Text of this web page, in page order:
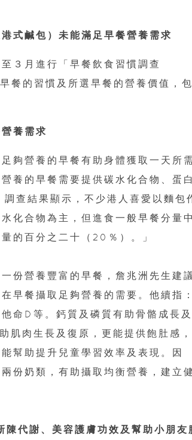
式鹹包）未能滿足早餐營養需求
３月進行「早餐飲食習慣調查
餐的習慣及所選早餐的營養價值，
養需求
夠營養的早餐有助身體獲取一天所
養的早餐需要提供碳水化合物、蛋
查結果顯示，不少港人喜愛以麵包
化合物為主，但進食一般早餐分量
的百分之二十（20％）。」
份營養豐富的早餐，詹兆洲先生建
早餐攝取足夠營養的需要。他續指
命D等。鈣質及磷質有助骨骼成長
肌肉生長及復原，更能提供飽肚感
幫助提升兒童學習效率及表現。因
份奶類，有助攝取均衡營養，建立
代謝、美容護膚功效及幫助小朋友